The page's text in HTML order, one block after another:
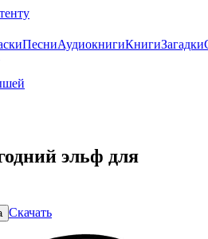
ПесниАудиокнигиКнигиЗагадки
эльф для
Скачать